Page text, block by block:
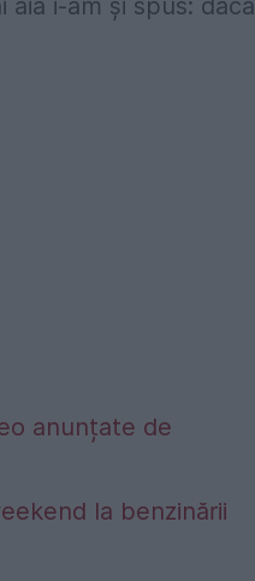
anunțate de
la benzinării